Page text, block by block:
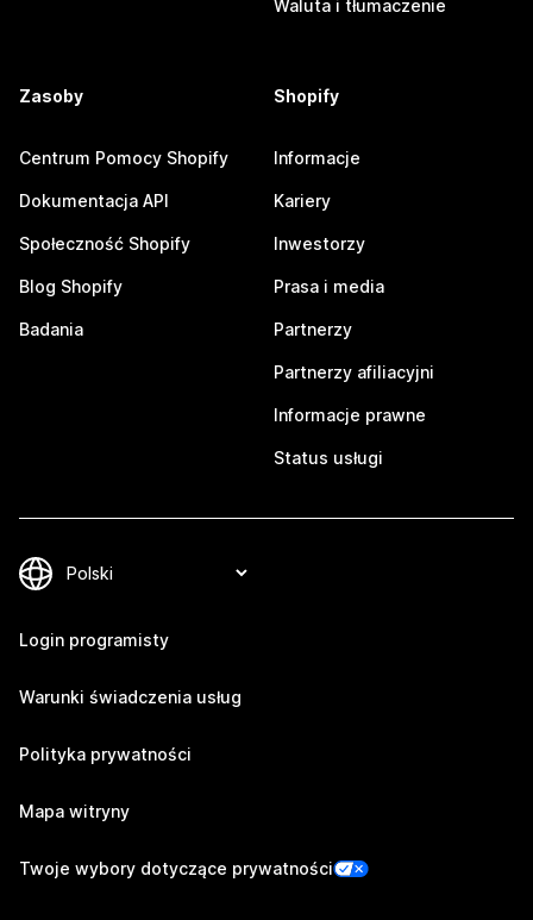
Waluta i tłumaczenie
Zasoby
Centrum Pomocy Shopify
Dokumentacja API
Społeczność Shopify
Blog Shopify
Badania
Shopify
Informacje
Kariery
Inwestorzy
Prasa i media
Partnerzy
Partnerzy afiliacyjni
Informacje prawne
Status usługi
Login programisty
Warunki świadczenia usług
Polityka prywatności
Mapa witryny
Twoje wybory dotyczące prywatności